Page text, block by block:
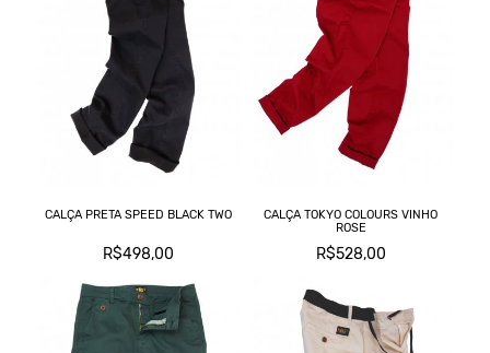
CALÇA PRETA SPEED BLACK TWO
R$498,00
CALÇA TOKYO COLOURS VINHO
ROSE
R$528,00